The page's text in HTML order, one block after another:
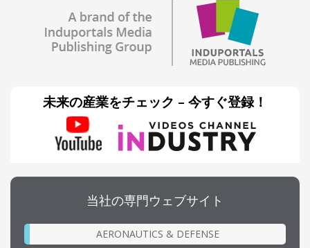
未来の産業をチェック – 今すぐ登録！
当社の専門ウェブサイト
AERONAUTICS & DEFENSE